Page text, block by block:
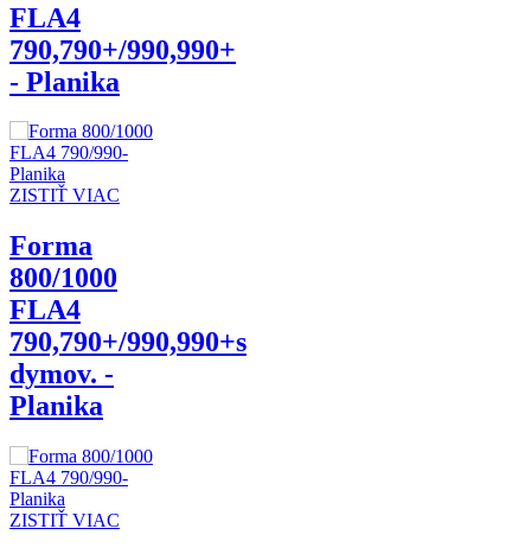
FLA4
790,790+/990,990+
- Planika
ZISTIŤ VIAC
Forma
800/1000
FLA4
790,790+/990,990+s
dymov. -
Planika
ZISTIŤ VIAC